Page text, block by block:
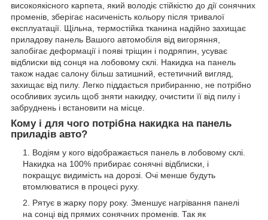
високоякісного карпета, який володіє стійкістю до дії сонячних
променів, зберігає насиченість кольору після тривалої
експлуатації. Щільна, термостійка тканина надійно захищає
приладову панель Вашого автомобіля від вигоряння,
запобігає деформації і появі тріщин і подряпин, усуває
відблиски від сонця на лобовому склі. Накидка на панель
також надає салону більш затишний, естетичний вигляд,
захищає від пилу. Легко піддається прибиранню, не потрібно
особливих зусиль щоб зняти накидку, очистити її від пилу і
забруднень і встановити на місце.
Кому і для чого потрібна накидка на панель
приладів авто?
Водіям у кого відображається панель в лобовому склі.
Накидка на 100% прибирає сонячні відблиски, і
покращує видимість на дорозі. Очі менше будуть
втомлюватися в процесі руху.
Рятує в жарку пору року. Зменшує нагрівання панелі
на сонці від прямих сонячних променів. Так як